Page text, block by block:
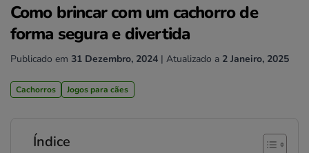
Como brincar com um cachorro de
forma segura e divertida
Publicado em 31 Dezembro, 2024| Atualizado a 2 Janeiro, 2025
Cachorros Jogos para cães
Índice